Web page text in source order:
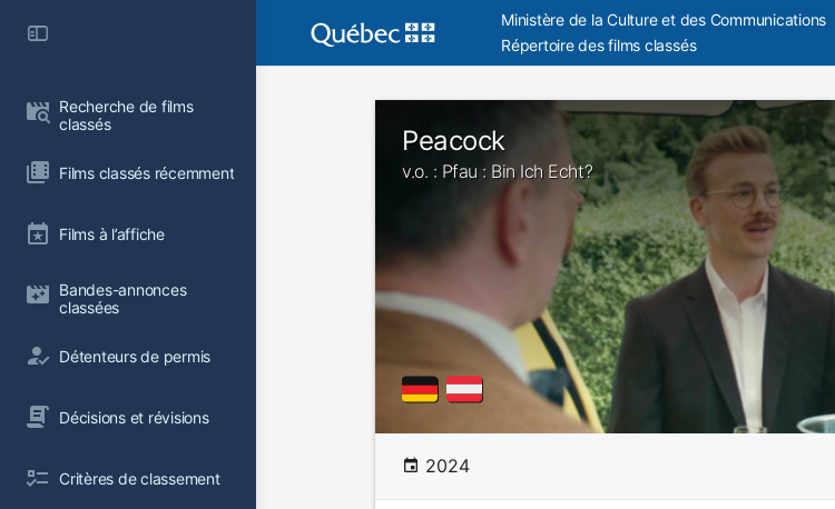
Recherche de films
classés
Films classés récemment
Films à l’affiche
Bandes-annonces
classées
Détenteurs de permis
Décisions et révisions
Critères de classement
Ministère de la Culture et des Communications
Répertoire des films classés
Peacock
v.o. : Pfau : Bin Ich Echt?
2024